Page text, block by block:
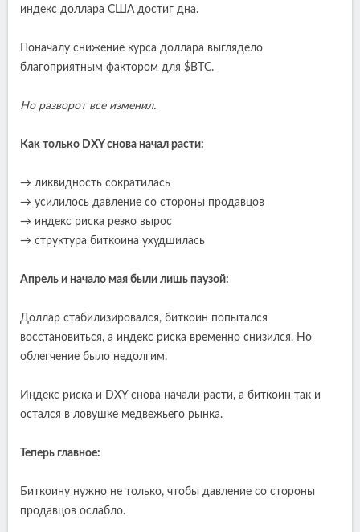
индекс доллара США достиг дна.
Поначалу снижение курса доллара выглядело
благоприятным фактором для $BTC.
Но разворот все изменил.
Как только DXY снова начал расти:
→ ликвидность сократилась
→ усилилось давление со стороны продавцов
→ индекс риска резко вырос
→ структура биткоина ухудшилась
Апрель и начало мая были лишь паузой:
Доллар стабилизировался, биткоин попытался
восстановиться, а индекс риска временно снизился. Но
облегчение было недолгим.
Индекс риска и DXY снова начали расти, а биткоин так и
остался в ловушке медвежьего рынка.
Теперь главное:
Биткоину нужно не только, чтобы давление со стороны
продавцов ослабло.